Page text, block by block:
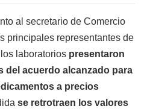
al secretario de Comercio
principales representantes de
laboratorios presentaron
del acuerdo alcanzado para
a precios
se retrotraen los valores